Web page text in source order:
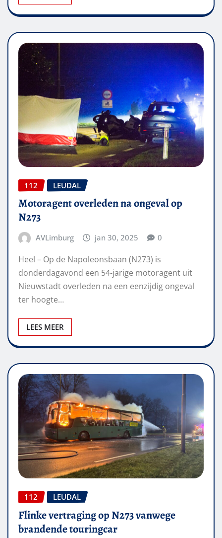
112 LEUDAL
Motoragent overleden na ongeval op
N273
AVLimburg jan 30, 2025 0
Heel – Op de Napoleonsbaan (N273) is
donderdagavond een 54-jarige motoragent uit
Nieuwstadt overleden na een eenzijdig ongeval
ter hoogte…
LEES MEER
112 LEUDAL
Flinke vertraging op N273 vanwege
brandende touringcar